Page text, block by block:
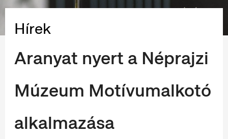
Hírek
Aranyat nyert a Néprajzi
Múzeum Motívumalkotó
alkalmazása